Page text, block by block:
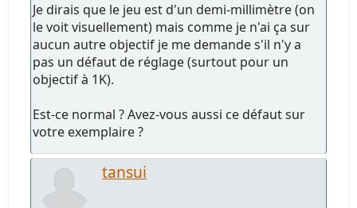
Je dirais que le jeu est d'un demi-millimètre (on
le voit visuellement) mais comme je n'ai ça sur
aucun autre objectif je me demande s'il n'y a
pas un défaut de réglage (surtout pour un
objectif à 1K).
Est-ce normal ? Avez-vous aussi ce défaut sur
votre exemplaire ?
tansui